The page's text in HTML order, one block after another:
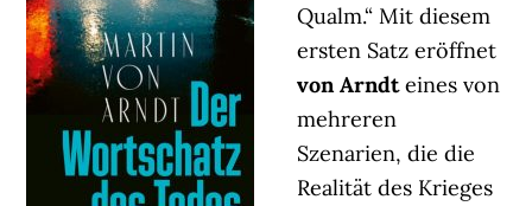
Qualm.“ Mit diesem
ersten Satz eröffnet
von Arndteines von
mehreren
Szenarien, die die
Realität des Krieges